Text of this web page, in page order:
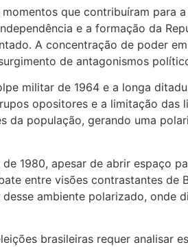
que contribuíram para
e a formação da
A concentração de poder
de antagonismos
militar de 1964 e a longa
opositores e a limitação das
da população, gerando uma
1980, apesar de abrir espaço
entre visões contrastantes de
ambiente polarizado, onde
brasileiras requer analisar